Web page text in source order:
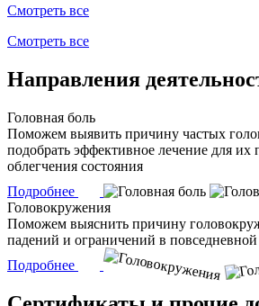
Смотреть все
Смотреть все
Направления
Головная боль
Поможем выявить причину частых
подобрать эффективное лечение для их
облегчения состояния
Подробнее
Головокружения
Поможем выяснить причину
падений и ограничений в повседневной
Подробнее